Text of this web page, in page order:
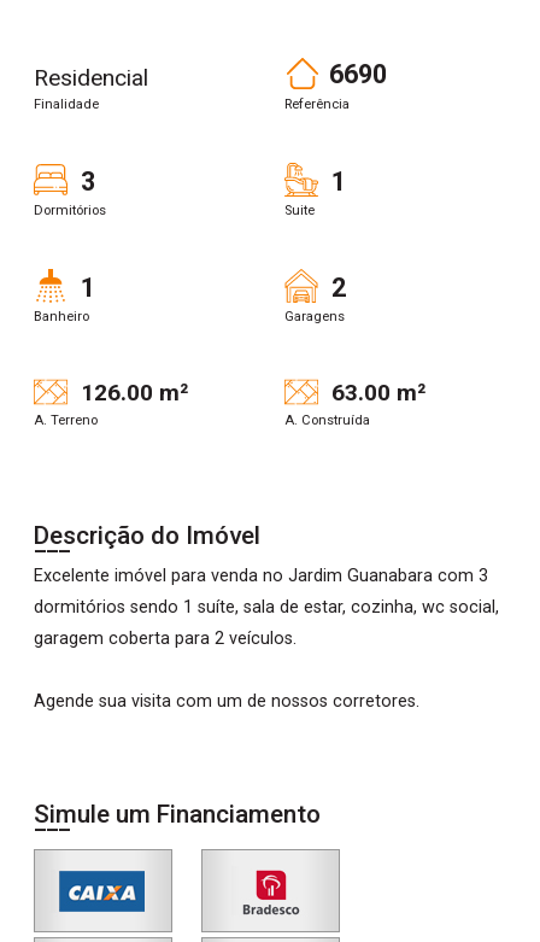
Residencial
Finalidade
6690
Referência
3
Dormitórios
1
Suite
1
Banheiro
2
Garagens
126.00 m²
A. Terreno
63.00 m²
A. Construída
Descrição do Imóvel
Excelente imóvel para venda no Jardim Guanabara com 3
dormitórios sendo 1 suíte, sala de estar, cozinha, wc social,
garagem coberta para 2 veículos.
Agende sua visita com um de nossos corretores.
Simule um Financiamento